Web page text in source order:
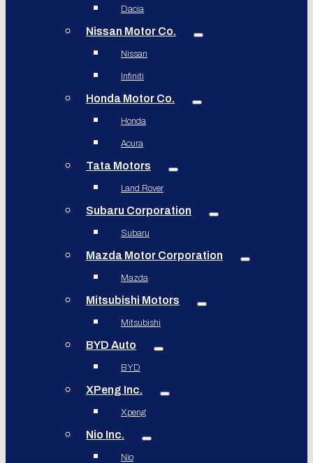
Dacia
Nissan Motor Co.
Nissan
Infiniti
Honda Motor Co.
Honda
Acura
Tata Motors
Land Rover
Subaru Corporation
Subaru
Mazda Motor Corporation
Mazda
Mitsubishi Motors
Mitsubishi
BYD Auto
BYD
XPeng Inc.
Xpeng
Nio Inc.
Nio